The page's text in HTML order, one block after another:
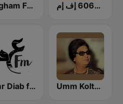
Nagham FM 105.3 (نغم إف إم) راديو 6060 إف إم
Amr Diab fm عمرو دياب Umm Kolthoum راديو أم كلثوم